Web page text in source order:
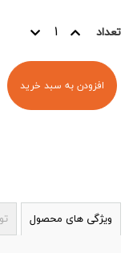
تعداد
افزودن به سبد خرید
ویژگی های محصول